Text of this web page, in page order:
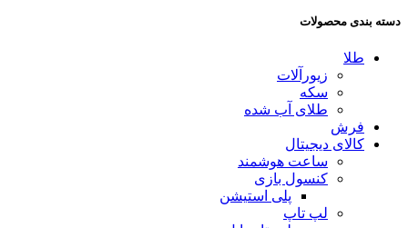
دسته بندی محصولات
طلا
زیورآلات
سکه
طلای آب شده
فرش
کالای دیجیتال
ساعت هوشمند
کنسول بازی
پلی استیشن
لپ تاپ